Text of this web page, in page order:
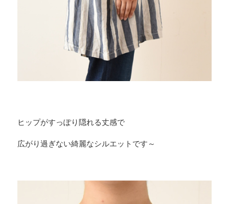
ヒップがすっぽり隠れる丈感で
広がり過ぎない綺麗なシルエットです～